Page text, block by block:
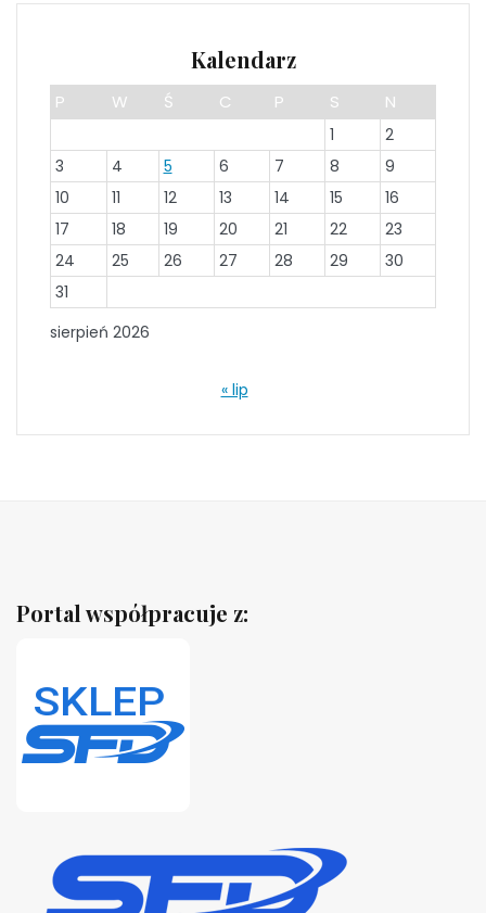
Kalendarz
sierpień 2026
P W Ś C P S N
1
2
3
4 5 6 7 8
9
10
11 12 13 14 15
16
17
18 19 20 21 22
23
24
25 26 27 28 29
30
31
« lip
Portal współpracuje z: